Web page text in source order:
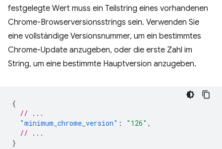
festgelegte Wert muss ein Teilstring eines vorhandenen
Chrome-Browserversionsstrings sein. Verwenden Sie
eine vollständige Versionsnummer, um ein bestimmtes
Chrome-Update anzugeben, oder die erste Zahl im
String, um eine bestimmte Hauptversion anzugeben.
{
// ...
"minimum_chrome_version" : "126" ,
// ...
}